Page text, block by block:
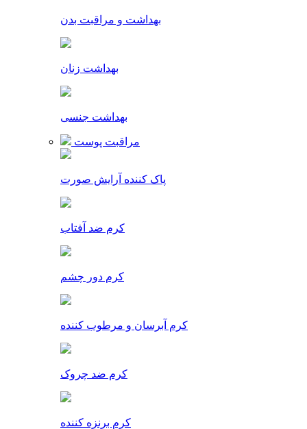
بهداشت و مراقبت بدن
بهداشت زنان
بهداشت جنسی
مراقبت پوست
پاک کننده آرایش صورت
کرم ضد آفتاب
کرم دور چشم
کرم آبرسان و مرطوب کننده
کرم ضد چروک
کرم برنزه کننده